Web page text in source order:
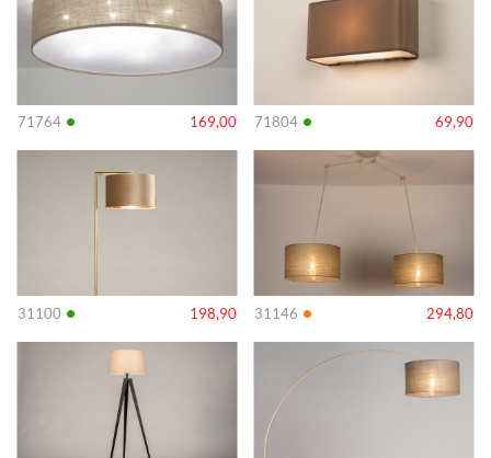
71764 • 169,00 71804 • 69,90
31100 • 198,90
Info
31146 • 294,80
Info
Info Info